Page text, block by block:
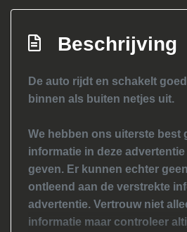
Airco
Binnenspiegel
Elektrische ramen voor
Middenarmsteun voor
Sportstoelen
Stuur leder
Stuur verstelbaar
Overige
Beschrijving
De auto rijdt en schakelt
binnen als buiten netjes uit.
We hebben ons uiterste best
informatie in deze
geven. Er kunnen echter
ontleend aan de verstrekte
advertentie. Vertrouw niet
informatie maar controleer